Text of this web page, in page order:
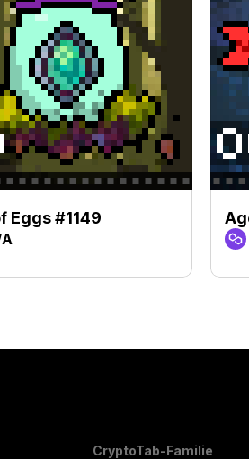
Eggs #1149
CryptoTab-Familie